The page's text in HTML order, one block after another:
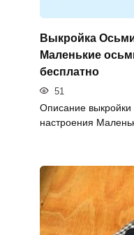
Выкройка
Маленькие
бесплатно
51
Описание
настроения